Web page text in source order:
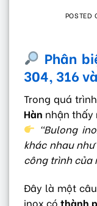
POSTED
Phân
304, 316
Trong quá
Hàn nhận thấy
“Bulong
khác nhau
công trình của
Đây là một
inox cóthành